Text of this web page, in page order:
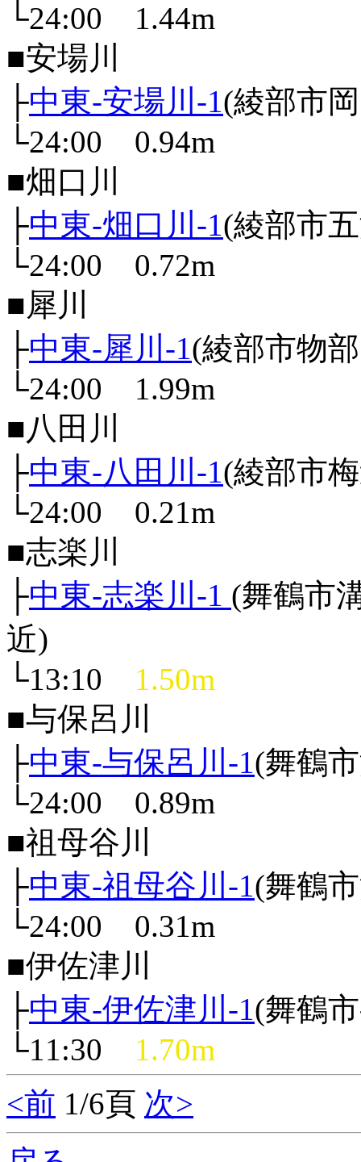
└24:00 1.44m
■安場川
├中東-安場川-1(綾部市
└24:00 0.94m
■畑口川
├中東-畑口川-1(綾部市
└24:00 0.72m
■犀川
├中東-犀川-1(綾部市物
└24:00 1.99m
■八田川
├中東-八田川-1(綾部市
└24:00 0.21m
■志楽川
├中東-志楽川-1 (舞鶴市
近)
└13:10 1.50m
■与保呂川
├中東-与保呂川-1(舞鶴
└24:00 0.89m
■祖母谷川
├中東-祖母谷川-1(舞鶴
└24:00 0.31m
■伊佐津川
├中東-伊佐津川-1(舞鶴
└11:30 1.70m
<前 1/6頁 次>